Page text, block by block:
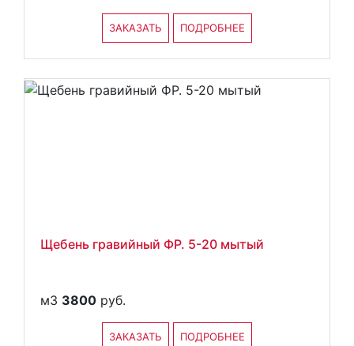
ЗАКАЗАТЬ ПОДРОБНЕЕ
Щебень гравийный ФР. 5-20 мытый
м3 3800 руб.
ЗАКАЗАТЬ ПОДРОБНЕЕ